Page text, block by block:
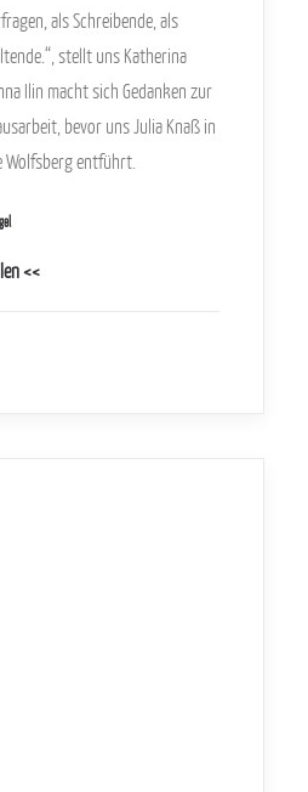
als Schreibende, als
stellt uns Katherina
Ilin macht sich Gedanken zur
bevor uns Julia Knaß in
entführt.
<<